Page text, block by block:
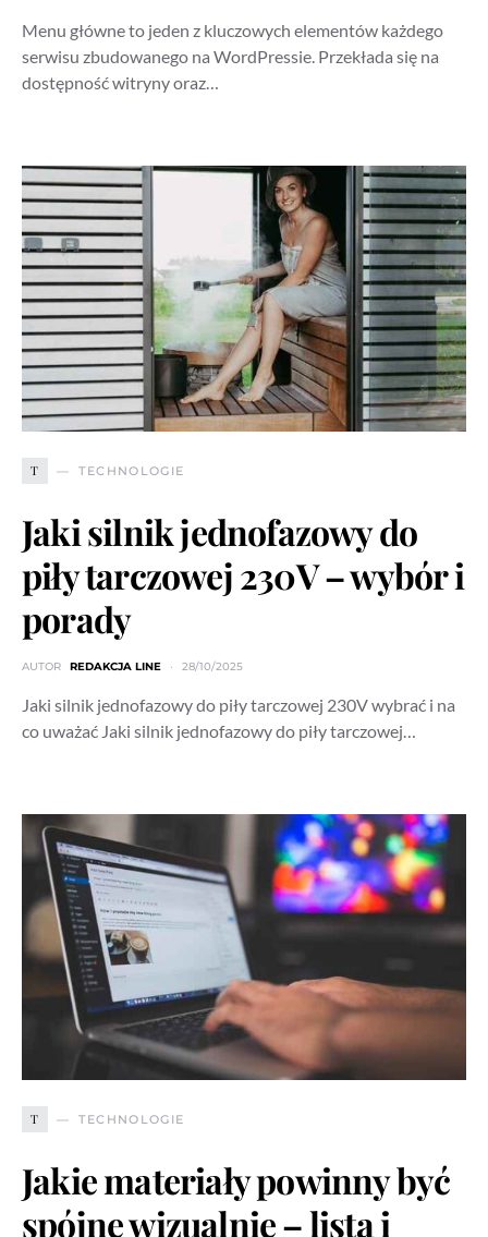
Menu główne to jeden z kluczowych elementów każdego
serwisu zbudowanego na WordPressie. Przekłada się na
dostępność witryny oraz…
T TECHNOLOGIE
Jaki silnik jednofazowy do
piły tarczowej 230V – wybór i
porady
AUTOR REDAKCJA LINE 28/10/2025
Jaki silnik jednofazowy do piły tarczowej 230V wybrać i na
co uważać Jaki silnik jednofazowy do piły tarczowej…
T TECHNOLOGIE
Jakie materiały powinny być
spójne wizualnie – lista i